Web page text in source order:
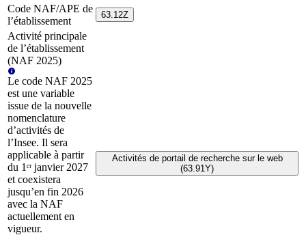
Code NAF/APE de
l’établissement
63.12Z
Activité principale
de l’établissement
(NAF 2025)
Le code NAF 2025
est une variable
issue de la nouvelle
nomenclature
d’activités de
l’Insee. Il sera
applicable à partir
du 1ᵉʳ janvier 2027
et coexistera
jusqu’en fin 2026
avec la NAF
actuellement en
vigueur.
Activités de portail de recherche sur le web
(63.91Y)